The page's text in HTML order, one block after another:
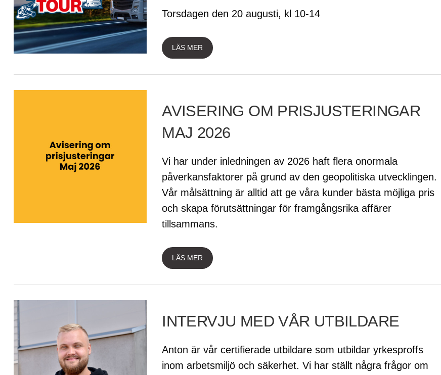
Torsdagen den 20 augusti, kl 10-14
LÄS MER
AVISERING OM PRISJUSTERINGAR
MAJ 2026
Vi har under inledningen av 2026 haft flera onormala
påverkansfaktorer på grund av den geopolitiska utvecklingen.
Vår målsättning är alltid att ge våra kunder bästa möjliga pris
och skapa förutsättningar för framgångsrika affärer
tillsammans.
LÄS MER
INTERVJU MED VÅR UTBILDARE
Anton är vår certifierade utbildare som utbildar yrkesproffs
inom arbetsmiljö och säkerhet. Vi har ställt några frågor om